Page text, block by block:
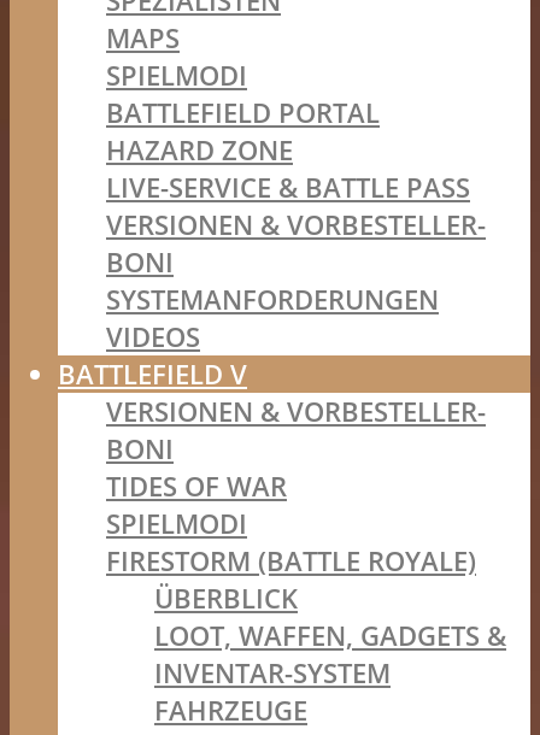
MAPS
SPIELMODI
BATTLEFIELD PORTAL
HAZARD ZONE
LIVE-SERVICE & BATTLE PASS
VERSIONEN & VORBESTELLER-
BONI
SYSTEMANFORDERUNGEN
VIDEOS
BATTLEFIELD V
VERSIONEN & VORBESTELLER-
BONI
TIDES OF WAR
SPIELMODI
FIRESTORM (BATTLE ROYALE)
ÜBERBLICK
LOOT, WAFFEN, GADGETS &
INVENTAR-SYSTEM
FAHRZEUGE